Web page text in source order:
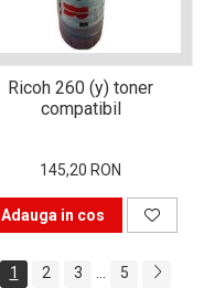
Ricoh 260 (y) toner
compatibil
145,20 RON
Adauga in cos
1 2 3 5